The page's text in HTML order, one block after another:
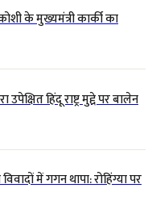
के मुख्यमंत्री कार्की का
उपेक्षित हिंदू राष्ट्र मुद्दे पर बालेन
में गगन थापा: रोहिंग्या पर